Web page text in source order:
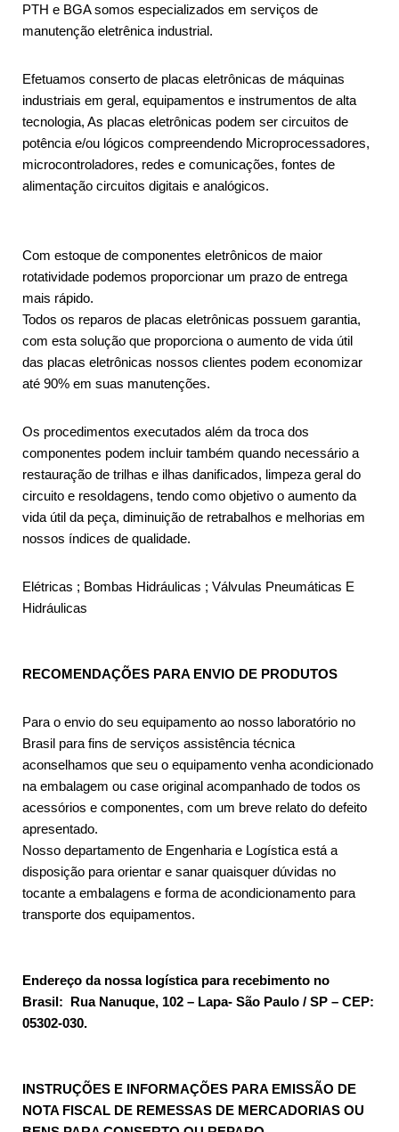
PTH e BGA somos especializados em serviços de
manutenção eletrênica industrial.
Efetuamos conserto de placas eletrônicas de máquinas
industriais em geral, equipamentos e instrumentos de alta
tecnologia, As placas eletrônicas podem ser circuitos de
potência e/ou lógicos compreendendo Microprocessadores,
microcontroladores, redes e comunicações, fontes de
alimentação circuitos digitais e analógicos.
Com estoque de componentes eletrônicos de maior
rotatividade podemos proporcionar um prazo de entrega
mais rápido.
Todos os reparos de placas eletrônicas possuem garantia,
com esta solução que proporciona o aumento de vida útil
das placas eletrônicas nossos clientes podem economizar
até 90% em suas manutenções.
Os procedimentos executados além da troca dos
componentes podem incluir também quando necessário a
restauração de trilhas e ilhas danificados, limpeza geral do
circuito e resoldagens, tendo como objetivo o aumento da
vida útil da peça, diminuição de retrabalhos e melhorias em
nossos índices de qualidade.
Elétricas ; Bombas Hidráulicas ; Válvulas Pneumáticas E
Hidráulicas
RECOMENDAÇÕES PARA ENVIO DE PRODUTOS
Para o envio do seu equipamento ao nosso laboratório no
Brasil para fins de serviços assistência técnica
aconselhamos que seu o equipamento venha acondicionado
na embalagem ou case original acompanhado de todos os
acessórios e componentes, com um breve relato do defeito
apresentado.
Nosso departamento de Engenharia e Logística está a
disposição para orientar e sanar quaisquer dúvidas no
tocante a embalagens e forma de acondicionamento para
transporte dos equipamentos.
Endereço da nossa logística para recebimento no
Brasil: Rua Nanuque, 102 – Lapa- São Paulo / SP – CEP:
05302-030.
INSTRUÇÕES E INFORMAÇÕES PARA EMISSÃO DE
NOTA FISCAL DE REMESSAS DE MERCADORIAS OU